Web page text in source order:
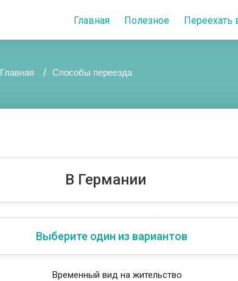
Главная Полезное Переехать
Главная Способы переезда
В Германии
Выберите один из вариантов
Временный вид на жительство